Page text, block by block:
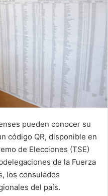
pueden conocer su
código QR, disponible en
de Elecciones (TSE)
de la Fuerza
los consulados
del país.